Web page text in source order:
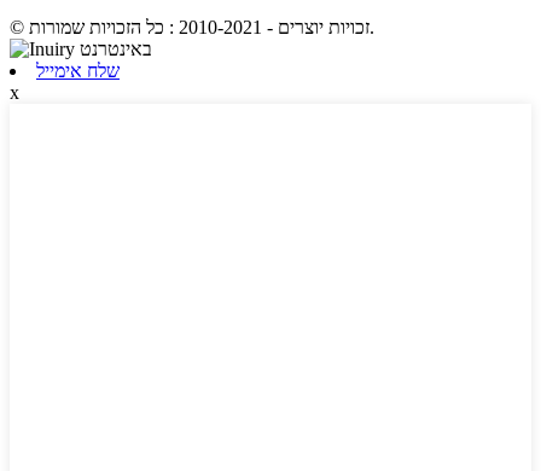
© זכויות יוצרים - 2010-2021 : כל הזכויות שמורות.
שלח אימייל
x